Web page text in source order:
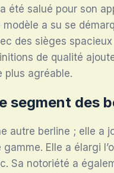
été salué pour son
a su se
des sièges
de qualité
plus agréable.
segment des
autre berline ; elle a
Elle a élargi
Sa notoriété a